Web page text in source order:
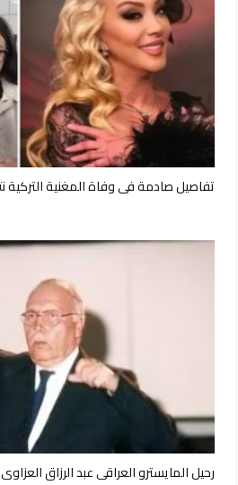
تفاصيل صادمة في وفاة المغنية التركية Güllü.. ابنتها قتلتها عمداً
رحيل المايسترو العراقي عبد الرزاق العزاوي